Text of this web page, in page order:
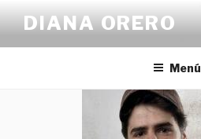
contenido
DIANA ORERO
Menú